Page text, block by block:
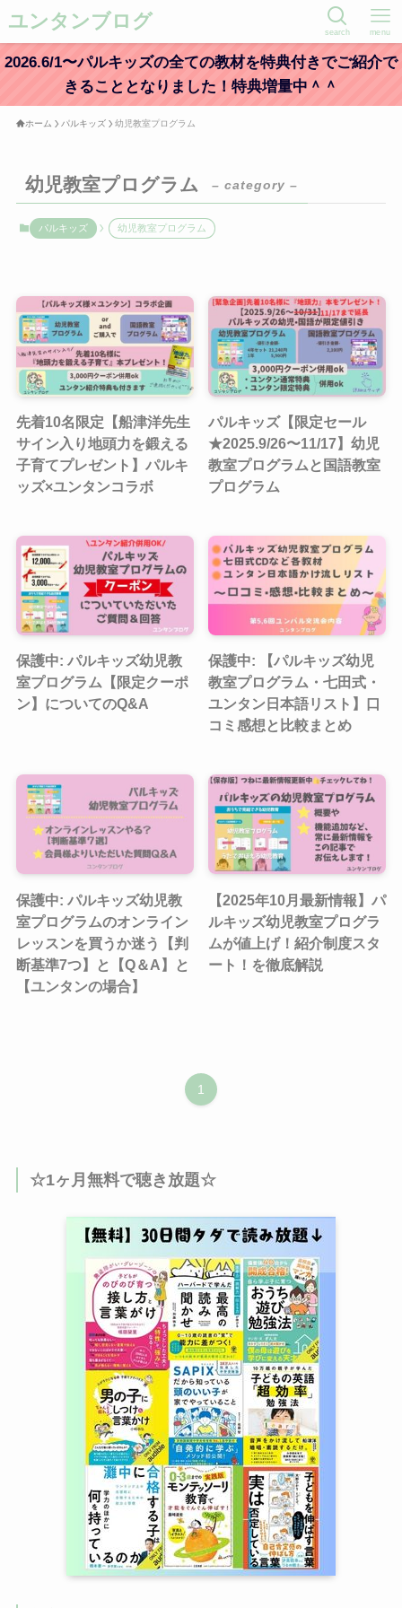
ユンタンブログ search menu
2026.6/1〜パルキッズの全ての教材を特典付きでご紹介で
きることとなりました！特典増量中＾＾
ホーム パルキッズ 幼児教室プログラム
幼児教室プログラム – category –
パルキッズ 幼児教室プログラム
先着10名限定【船津洋先生
サイン入り地頭力を鍛える
子育てプレゼント】パルキ
ッズ×ユンタンコラボ
パルキッズ【限定セール
★2025.9/26〜11/17】幼児
教室プログラムと国語教室
プログラム
保護中: パルキッズ幼児教
室プログラム【限定クーポ
ン】についてのQ&A
保護中: 【パルキッズ幼児
教室プログラム・七田式・
ユンタン日本語リスト】口
コミ感想と比較まとめ
保護中: パルキッズ幼児教
室プログラムのオンライン
レッスンを買うか迷う【判
断基準7つ】と【Q＆A】と
【ユンタンの場合】
【2025年10月最新情報】パ
ルキッズ幼児教室プログラ
ムが値上げ！紹介制度スタ
ート！を徹底解説
1
☆1ヶ月無料で聴き放題☆